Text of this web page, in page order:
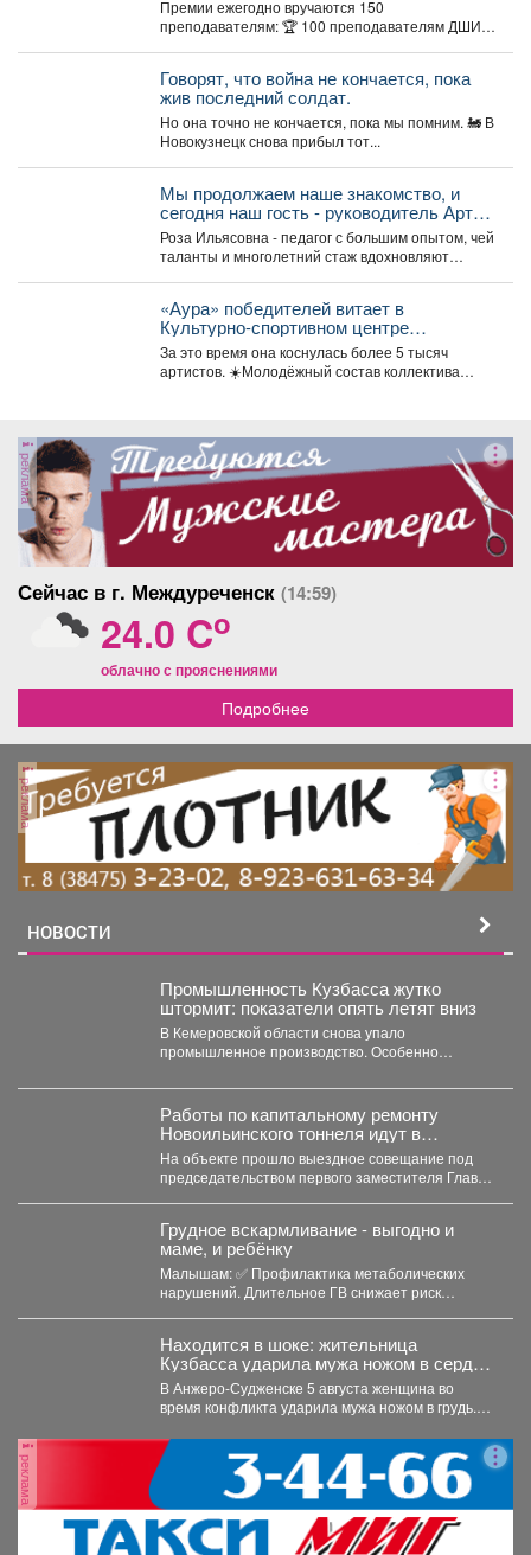
области музыкального искусства в 2026
году.
Премии ежегодно вручаются 150
преподавателям: 🏆 100 преподавателям ДШИ
Говорят, что война не кончается, пока
жив последний солдат.
Но она точно не кончается, пока мы помним. 🚂 В
Новокузнецк снова прибыл тот...
Мы продолжаем наше знакомство, и
сегодня наш гость - руководитель Арт-
студии «Просто интересно» - Некрасова
Роза Ильясовна.
Роза Ильясовна - педагог с большим опытом, чей
таланты и многолетний стаж вдохновляют
«Аура» победителей витает в
Культурно-спортивном центре
металлургов ЕВРАЗа уже больше 30
лет.
За это время она коснулась более 5 тысяч
артистов. ☀️Молодёжный состав коллектива
реклама
Сейчас в г. Междуреченск (14:59)
24.0 Co
облачно с прояснениями
Подробнее
реклама
НОВОСТИ
Промышленность Кузбасса жутко
штормит: показатели опять летят вниз
В Кемеровской области снова упало
промышленное производство. Особенно
Работы по капитальному ремонту
Новоильинского тоннеля идут в
соответствии с графиком
На объекте прошло выездное совещание под
председательством первого заместителя Главы
Грудное вскармливание - выгодно и
маме, и ребёнку
Малышам: ✅ Профилактика метаболических
нарушений. Длительное ГВ снижает риск
Находится в шоке: жительница
Кузбасса ударила мужа ножом в сердце
- подробности
В Анжеро-Судженске 5 августа женщина во
время конфликта ударила мужа ножом в грудь.
реклама